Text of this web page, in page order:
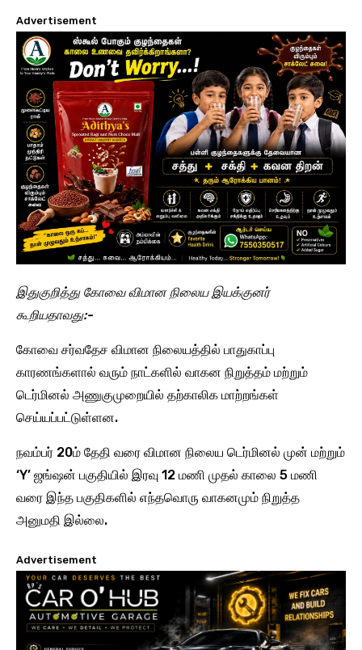
Advertisement
இதுகுறித்து கோவை விமான நிலைய இயக்குனர்
கூறியதாவது:-
கோவை சர்வதேச விமான நிலையத்தில் பாதுகாப்பு
காரணங்களால் வரும் நாட்களில் வாகன நிறுத்தம் மற்றும்
டெர்மினல் அணுகுமுறையில் தற்காலிக மாற்றங்கள்
செய்யப்பட்டுள்ளன.
நவம்பர் 20ம் தேதி வரை விமான நிலைய டெர்மினல் முன் மற்றும்
‘Y’ ஜங்ஷன் பகுதியில் இரவு 12 மணி முதல் காலை 5 மணி
வரை இந்த பகுதிகளில் எந்தவொரு வாகனமும் நிறுத்த
அனுமதி இல்லை.
Advertisement